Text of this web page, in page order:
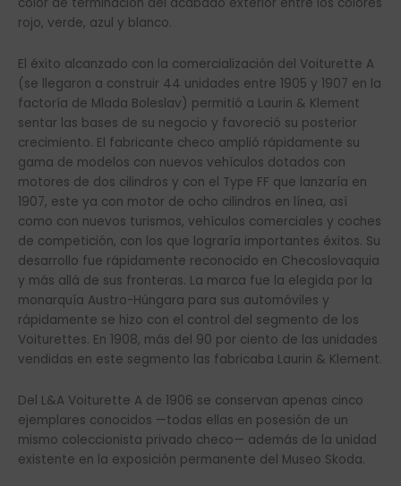
rojo, verde, azul y blanco.
El éxito alcanzado con la comercialización del Voiturette A
(se llegaron a construir 44 unidades entre 1905 y 1907 en la
factoría de Mlada Boleslav) permitió a Laurin & Klement
sentar las bases de su negocio y favoreció su posterior
crecimiento. El fabricante checo amplió rápidamente su
gama de modelos con nuevos vehículos dotados con
motores de dos cilindros y con el Type FF que lanzaría en
1907, este ya con motor de ocho cilindros en línea, así
como con nuevos turismos, vehículos comerciales y coches
de competición, con los que lograría importantes éxitos. Su
desarrollo fue rápidamente reconocido en Checoslovaquia
y más allá de sus fronteras. La marca fue la elegida por la
monarquía Austro-Húngara para sus automóviles y
rápidamente se hizo con el control del segmento de los
Voiturettes. En 1908, más del 90 por ciento de las unidades
vendidas en este segmento las fabricaba Laurin & Klement.
Del L&A Voiturette A de 1906 se conservan apenas cinco
ejemplares conocidos —todas ellas en posesión de un
mismo coleccionista privado checo— además de la unidad
existente en la exposición permanente del Museo Skoda.